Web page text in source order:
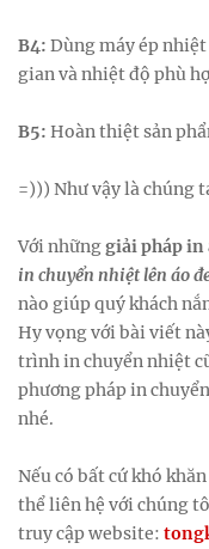
B4: Dùng máy ép
gian và nhiệt độ phù
B5: Hoàn thiệt sản
=))) Như vậy là chúng
Với nhữnggiải pháp in
in chuyển nhiệt lên áo
nào giúp quý khách
Hy vọng với bài viết
trình in chuyển nhiệt
phương pháp in
nhé.
Nếu có bất cứ khó
thể liên hệ với chúng
truy cập website: